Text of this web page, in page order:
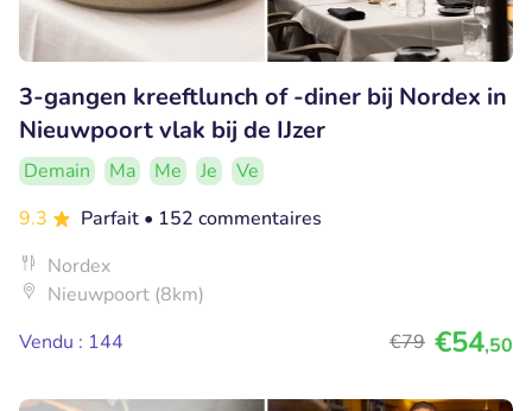
3-gangen kreeftlunch of -diner bij Nordex in
Nieuwpoort vlak bij de IJzer
Demain Ma Me Je
Ve
9.3
Parfait • 152 commentaires
Nordex
Nieuwpoort (8km)
Vendu : 144
€79 €54,50